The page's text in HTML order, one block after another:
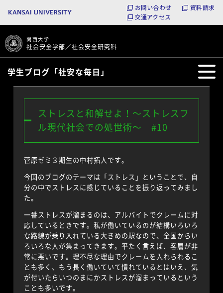
お問い合わせ
資料請求
交通アクセス
関西大学
社会安全学部／社会安全研究科
学生ブログ「社安な毎日」
ストレスと和解せよ！～ストレスフ
ル現代社会での処世術～ #10
菅原ゼミ３期生の中村拓人です。
今回のブログのテーマは「ストレス」ということで、自
分の中でストレスに感じていることを振り返ってみまし
た。
一番ストレスが溜まるのは、アルバイトでクレームに対
応しているときです。私が働いているのが結構いろいろ
な路線が乗り入れている大きめの駅なので、全国からい
ろいろな人が集まってきます。平たく言えば、客層が非
常に悪いです。理不尽な理由でクレームを入れられるこ
とも多く、もう長く働いていて慣れているとはいえ、気
が付いたらいつのまにかストレスが溜まっているという
ことも多いです。